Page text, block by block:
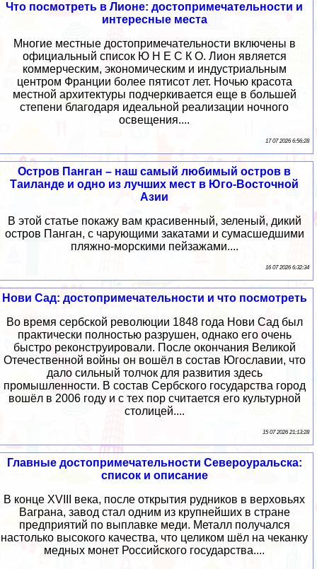
Что посмотреть в Лионе: достопримечательности и
интересные места
Многие местные достопримечательности включены в
официальный список Ю Н Е С К О. Лион является
коммерческим, экономическим и индустриальным
центром Франции более пятисот лет. Ночью красота
местной архитектуры подчеркивается еще в большей
степени благодаря идеальной реализации ночного
освещения....
17 07 2026 6:56:28
Остров Панган – наш самый любимый остров в
Таиланде и одно из лучших мест в Юго-Восточной
Азии
В этой статье покажу вам красивенный, зеленый, дикий
остров Панган, с чарующими закатами и сумасшедшими
пляжно-морскими пейзажами....
16 07 2026 6:32:34
Нови Сад: достопримечательности и что посмотреть
Во время сербской революции 1848 года Нови Сад был
практически полностью разрушен, однако его очень
быстро реконструировали. После окончания Великой
Отечественной войны он вошёл в состав Югославии, что
дало сильный толчок для развития здесь
промышленности. В состав Сербского государства город
вошёл в 2006 году и с тех пор считается его культурной
столицей....
15 07 2026 21:13:28
Главные достопримечательности Североуральска:
список и описание
В конце XVIII века, после открытия рудников в верховьях
Ваграна, завод стал одним из крупнейших в стране
предприятий по выплавке меди. Металл получался
настолько высокого качества, что целиком шёл на чеканку
медных монет Российского государства....